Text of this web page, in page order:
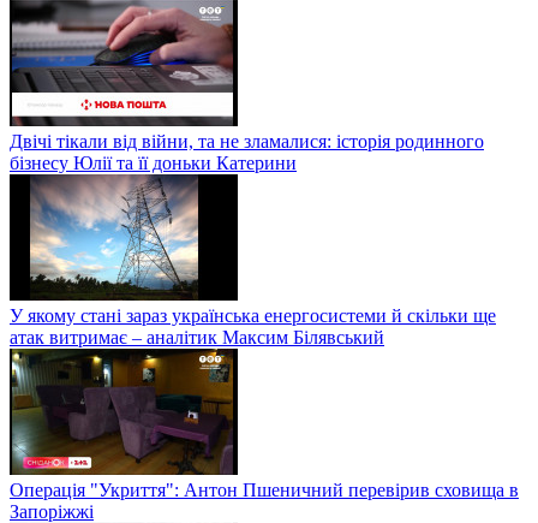
Двічі тікали від війни, та не зламалися: історія родинного
бізнесу Юлії та її доньки Катерини
У якому стані зараз українська енергосистеми й скільки ще
атак витримає – аналітик Максим Білявський
Операція "Укриття": Антон Пшеничний перевірив сховища в
Запоріжжі